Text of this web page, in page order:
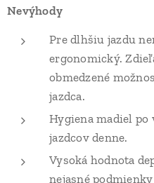
Nevýhody
Pre dlhšiu jazdu
ergonomický.
obmedzené
jazdca.
Hygiena madiel po
jazdcov denne.
Vysoká hodnota
nejasné